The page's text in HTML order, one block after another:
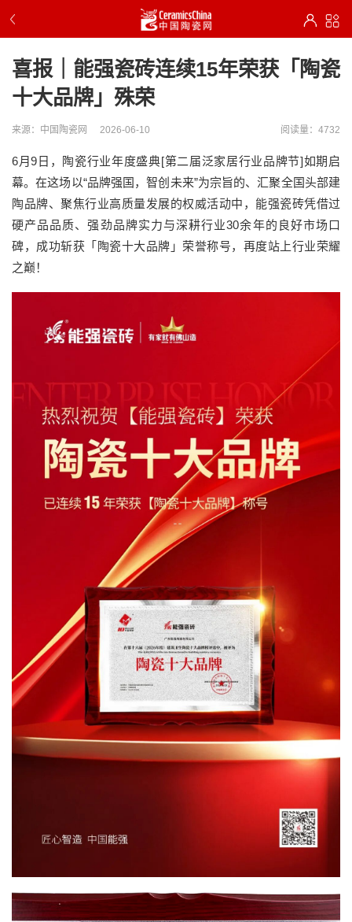
喜报｜能强瓷砖连续15年荣获「陶瓷
十大品牌」殊荣
来源：中国陶瓷网 2026-06-10 阅读量：4732
6月9日，陶瓷行业年度盛典[第二届泛家居行业品牌节]如期启
幕。在这场以“品牌强国，智创未来”为宗旨的、汇聚全国头部建
陶品牌、聚焦行业高质量发展的权威活动中，能强瓷砖凭借过
硬产品品质、强劲品牌实力与深耕行业30余年的良好市场口
碑，成功斩获「陶瓷十大品牌」荣誉称号，再度站上行业荣耀
之巅！